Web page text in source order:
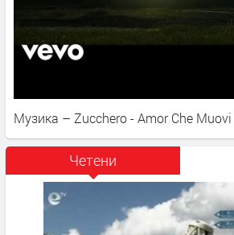
Музика – Zucchero - Amor Che Muovi
Четени